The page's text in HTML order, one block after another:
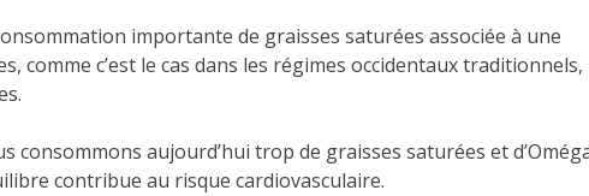
importante de graisses saturées associée à une
comme c’est le cas dans les régimes occidentaux traditionnels,
consommons aujourd’hui trop de graisses saturées et
contribue au risque cardiovasculaire.